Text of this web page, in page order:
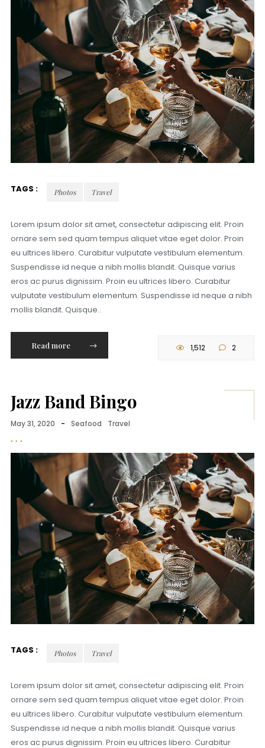
TAGS : Photos Travel
Lorem ipsum dolor sit amet, consectetur adipiscing elit. Proin
ornare sem sed quam tempus aliquet vitae eget dolor. Proin
eu ultrices libero. Curabitur vulputate vestibulum elementum.
Suspendisse id neque a nibh mollis blandit. Quisque varius
eros ac purus dignissim. Proin eu ultrices libero. Curabitur
vulputate vestibulum elementum. Suspendisse id neque a nibh
mollis blandit. Quisque..
Read more 1,512 2
Jazz Band Bingo
May 31, 2020 - Seafood Travel
TAGS : Photos Travel
Lorem ipsum dolor sit amet, consectetur adipiscing elit. Proin
ornare sem sed quam tempus aliquet vitae eget dolor. Proin
eu ultrices libero. Curabitur vulputate vestibulum elementum.
Suspendisse id neque a nibh mollis blandit. Quisque varius
eros ac purus dignissim. Proin eu ultrices libero. Curabitur